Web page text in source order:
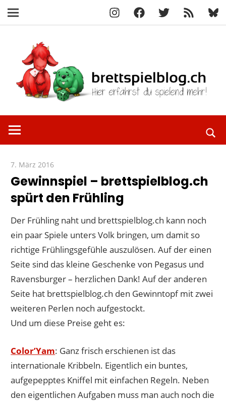
InstagramFacebook
X
RSS-
Feed
Navigation
springen
erfährst
mehr!
7. März 2016
Gewinnspiel – brettspielblog.ch
spürt den Frühling
Der Frühling naht und brettspielblog.ch kann noch
ein paar Spiele unters Volk bringen, um damit so
richtige Frühlingsgefühle auszulösen. Auf der einen
Seite sind das kleine Geschenke von Pegasus und
Ravensburger – herzlichen Dank! Auf der anderen
Seite hat brettspielblog.ch den Gewinntopf mit zwei
weiteren Perlen noch aufgestockt.
Und um diese Preise geht es:
Color’Yam: Ganz frisch erschienen ist das
internationale Kribbeln. Eigentlich ein buntes,
aufgepepptes Kniffel mit einfachen Regeln. Neben
den eigentlichen Aufgaben muss man auch noch die